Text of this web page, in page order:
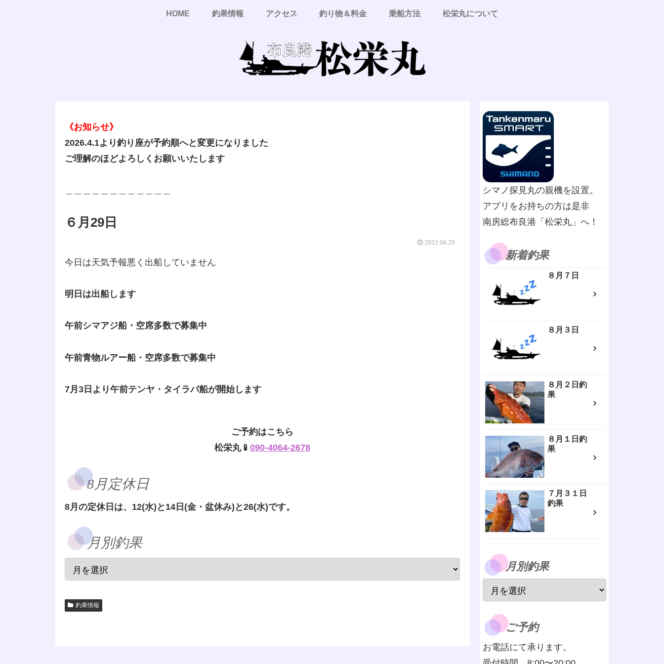
HOME 釣果情報 アクセス 釣り物＆料金 乗船方法 松栄丸について
《お知らせ》
2026.4.1より釣り座が予約順へと変更になりました
ご理解のほどよろしくお願いいたします
６月29日
2022.06.29
今日は天気予報悪く出船していません
明日は出船します
午前シマアジ船・空席多数で募集中
午前青物ルアー船・空席多数で募集中
7月3日より午前テンヤ・タイラバ船が開始します
ご予約はこちら
松栄丸📱 090-4064-2678
8月定休日
8月の定休日は、12(水)と14日(金・盆休み)と26(水)です。
月別釣果
釣果情報
シマノ探見丸の親機を設置。
アプリをお持ちの方は是非
南房総布良港「松栄丸」へ！
新着釣果
８月７日
８月３日
８月２日釣
果
８月１日釣
果
７月３１日
釣果
月別釣果
ご予約
お電話にて承ります。